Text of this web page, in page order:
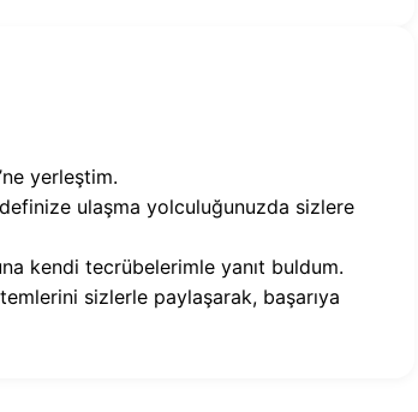
yerleştim.
ulaşma yolculuğunuzda sizlere
kendi tecrübelerimle yanıt buldum.
sizlerle paylaşarak, başarıya